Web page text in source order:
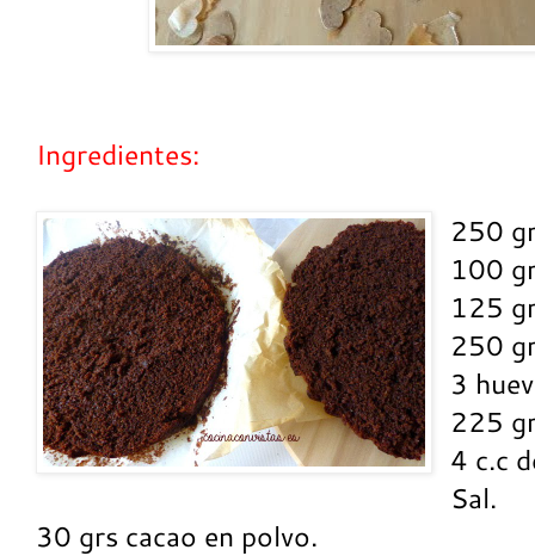
Ingredientes:
250
100
125
250
3
225
4 c.c
Sal.
30 grs cacao en polvo.